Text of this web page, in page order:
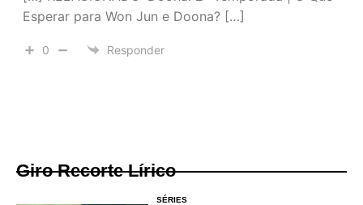
Esperar para Won Jun e Doona? […]
0 Responder
Giro Recorte Lírico
SÉRIES